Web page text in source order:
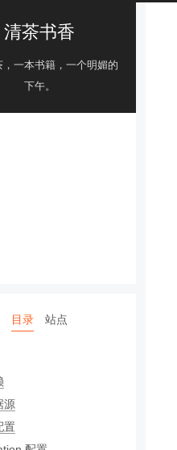
清茶书香
，一本书籍，一个明媚的
下午。
目录 站点
源
置